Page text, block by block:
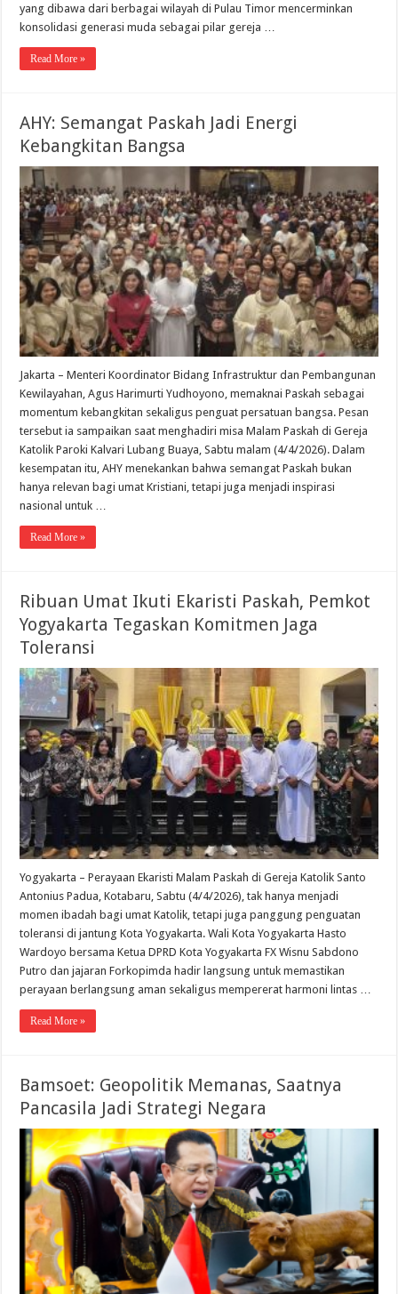
yang dibawa dari berbagai wilayah di Pulau Timor mencerminkan
konsolidasi generasi muda sebagai pilar gereja …
Read More »
AHY: Semangat Paskah Jadi Energi
Kebangkitan Bangsa
Jakarta – Menteri Koordinator Bidang Infrastruktur dan Pembangunan
Kewilayahan, Agus Harimurti Yudhoyono, memaknai Paskah sebagai
momentum kebangkitan sekaligus penguat persatuan bangsa. Pesan
tersebut ia sampaikan saat menghadiri misa Malam Paskah di Gereja
Katolik Paroki Kalvari Lubang Buaya, Sabtu malam (4/4/2026). Dalam
kesempatan itu, AHY menekankan bahwa semangat Paskah bukan
hanya relevan bagi umat Kristiani, tetapi juga menjadi inspirasi
nasional untuk …
Read More »
Ribuan Umat Ikuti Ekaristi Paskah, Pemkot
Yogyakarta Tegaskan Komitmen Jaga
Toleransi
Yogyakarta – Perayaan Ekaristi Malam Paskah di Gereja Katolik Santo
Antonius Padua, Kotabaru, Sabtu (4/4/2026), tak hanya menjadi
momen ibadah bagi umat Katolik, tetapi juga panggung penguatan
toleransi di jantung Kota Yogyakarta. Wali Kota Yogyakarta Hasto
Wardoyo bersama Ketua DPRD Kota Yogyakarta FX Wisnu Sabdono
Putro dan jajaran Forkopimda hadir langsung untuk memastikan
perayaan berlangsung aman sekaligus mempererat harmoni lintas …
Read More »
Bamsoet: Geopolitik Memanas, Saatnya
Pancasila Jadi Strategi Negara